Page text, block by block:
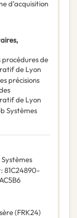
d’acquisition
de
de Lyon
précisions
de Lyon
Systèmes
: 81C24890-
(FRK24)